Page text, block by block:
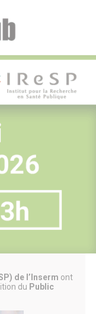
de l’Inserm ont
du Public